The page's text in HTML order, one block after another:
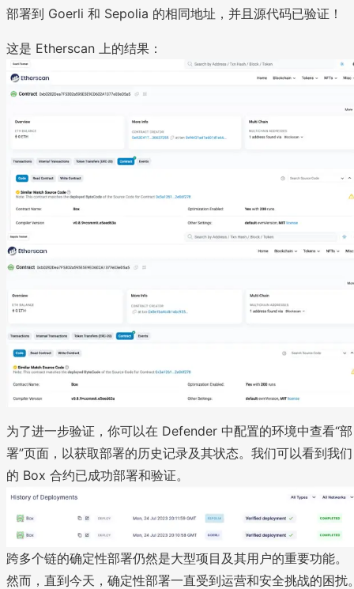
部署到 Goerli 和 Sepolia 的相同地址，并且源代码已验证！
这是 Etherscan 上的结果：
为了进一步验证，你可以在 Defender 中配置的环境中查看“部
署”页面，以获取部署的历史记录及其状态。我们可以看到我们
的 Box 合约已成功部署和验证。
跨多个链的确定性部署仍然是大型项目及其用户的重要功能。
然而，直到今天，确定性部署一直受到运营和安全挑战的困扰